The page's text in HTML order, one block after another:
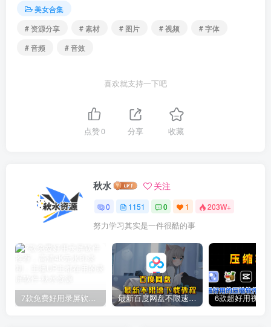
美女合集
# 资源分享
# 素材 # 图片 # 视频
# 字体
# 音频
# 音效
喜欢就支持一下吧
点赞0 分享 收藏
秋水 关注
0 1151 0 1 203W+
努力学习其实是一件很酷的事
7款免费好用录屏软件推荐，高清4K无水印录制，主播UP主都在用的录屏软件 最新百度网盘不限速下载教程